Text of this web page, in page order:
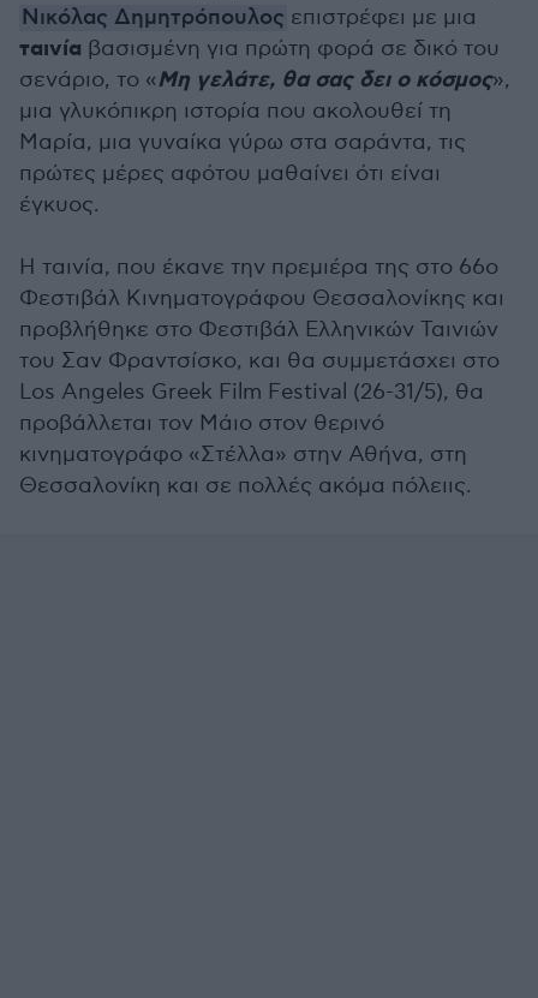
Νικόλας Δημητρόπουλος επιστρέφει με μια
ταινία βασισμένη για πρώτη φορά σε δικό του
σενάριο, το «Μη γελάτε, θα σας δει ο κόσμος»,
μια γλυκόπικρη ιστορία που ακολουθεί τη
Μαρία, μια γυναίκα γύρω στα σαράντα, τις
πρώτες μέρες αφότου μαθαίνει ότι είναι
έγκυος.
Η ταινία, που έκανε την πρεμιέρα της στο 66ο
Φεστιβάλ Κινηματογράφου Θεσσαλονίκης και
προβλήθηκε στο Φεστιβάλ Ελληνικών Ταινιών
του Σαν Φραντσίσκο, και θα συμμετάσχει στο
Los Angeles Greek Film Festival (26-31/5), θα
προβάλλεται τον Μάιο στον θερινό
κινηματογράφο «Στέλλα» στην Αθήνα, στη
Θεσσαλονίκη και σε πολλές ακόμα πόλειις.